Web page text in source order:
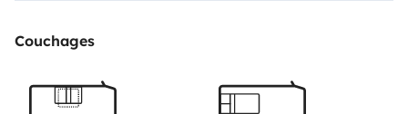
Couchages